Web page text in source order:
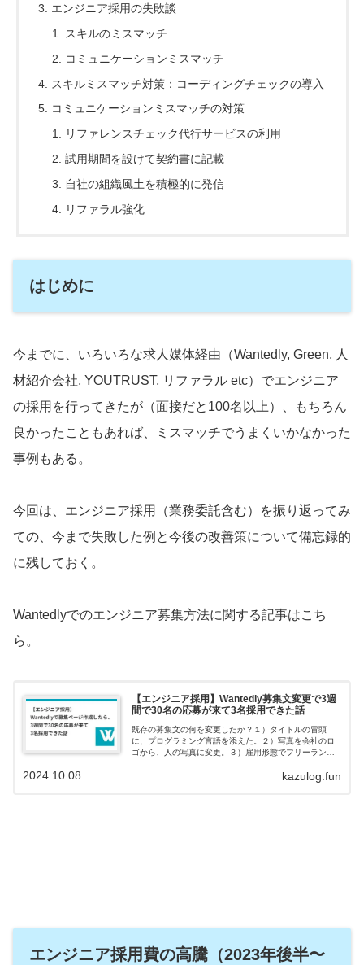
エンジニア採用の失敗談
スキルのミスマッチ
コミュニケーションミスマッチ
スキルミスマッチ対策：コーディングチェックの導入
コミュニケーションミスマッチの対策
リファレンスチェック代行サービスの利用
試用期間を設けて契約書に記載
自社の組織風土を積極的に発信
リファラル強化
はじめに
今までに、いろいろな求人媒体経由（Wantedly, Green, 人
材紹介会社, YOUTRUST, リファラル etc）でエンジニア
の採用を行ってきたが（面接だと100名以上）、もちろん
良かったこともあれば、ミスマッチでうまくいかなかった
事例もある。
今回は、エンジニア採用（業務委託含む）を振り返ってみ
ての、今まで失敗した例と今後の改善策について備忘録的
に残しておく。
Wantedlyでのエンジニア募集方法に関する記事はこち
ら。
【エンジニア採用】Wantedly募集文変更で3週
間で30名の応募が来て3名採用できた話
既存の募集文の何を変更したか？１）タイトルの冒頭
に、プログラミング言語を添えた。２）写真を会社のロ
ゴから、人の写真に変更。３）雇用形態でフリーランス
と顔写真を掲載。５）具体的な業務内容・使用技術など
kazulog.fun
2024.10.08
エンジニア採用費の高騰（2023年後半〜